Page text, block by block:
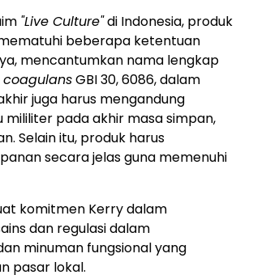
"Live Culture"di Indonesia, produk
beberapa ketentuan
mencantumkan nama lengkap
coagulansGBI 30, 6086, dalam
juga harus mengandung
mililiter pada akhir masa simpan,
Selain itu, produk harus
secara jelas guna memenuhi
komitmen Kerry dalam
dan regulasi dalam
minuman fungsional yang
pasar lokal.